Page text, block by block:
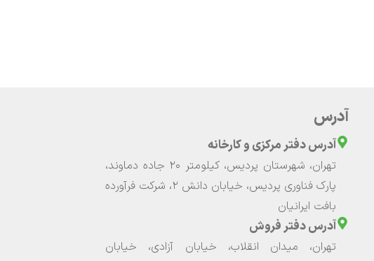
آدرس
آدرس دفتر مرکزی و کارخانه
تهران، شهرستان پردیس، کیلومتر 20 جاده دماوند،
پارک فناوری پردیس، خیابان دانش 2، شرکت فرآورده
بافت ایرانیان
آدرس دفتر فروش
تهران، میدان انقلاب، خیابان آزادی، خیابان